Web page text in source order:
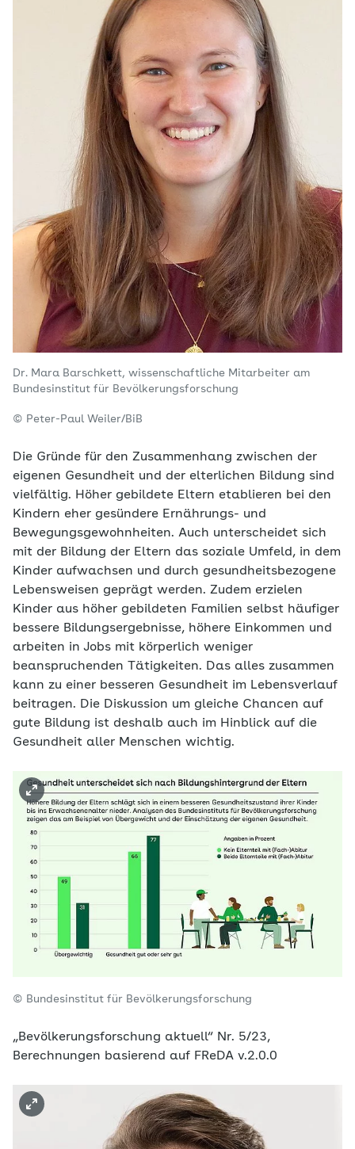
Dr. Mara Barschkett, wissenschaftliche Mitarbeiter am
Bundesinstitut für Bevölkerungsforschung
© Peter-Paul Weiler/BiB
Die Gründe für den Zusammenhang zwischen der
eigenen Gesundheit und der elterlichen Bildung sind
vielfältig. Höher gebildete Eltern etablieren bei den
Kindern eher gesündere Ernährungs- und
Bewegungsgewohnheiten. Auch unterscheidet sich
mit der Bildung der Eltern das soziale Umfeld, in dem
Kinder aufwachsen und durch gesundheitsbezogene
Lebensweisen geprägt werden. Zudem erzielen
Kinder aus höher gebildeten Familien selbst häufiger
bessere Bildungsergebnisse, höhere Einkommen und
arbeiten in Jobs mit körperlich weniger
beanspruchenden Tätigkeiten. Das alles zusammen
kann zu einer besseren Gesundheit im Lebensverlauf
beitragen. Die Diskussion um gleiche Chancen auf
gute Bildung ist deshalb auch im Hinblick auf die
Gesundheit aller Menschen wichtig.
© Bundesinstitut für Bevölkerungsforschung
„Bevölkerungsforschung aktuell“ Nr. 5/23,
Berechnungen basierend auf FReDA v.2.0.0